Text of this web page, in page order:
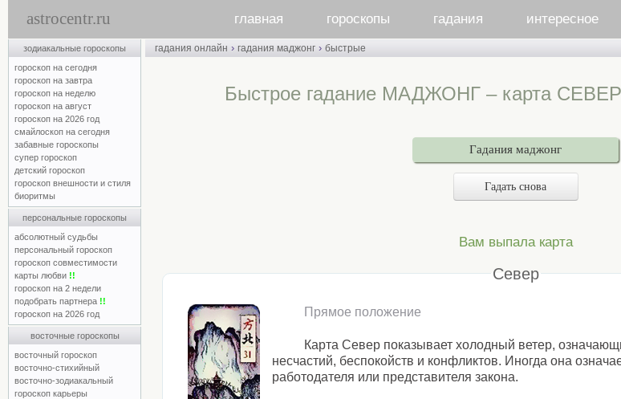
astrocentr.ru главная гороскопы гадания интересное
зодиакальные гороскопы
гороскоп на сегодня
гороскоп на завтра
гороскоп на неделю
гороскоп на август
гороскоп на 2026 год
смайлоскоп на сегодня
забавные гороскопы
супер гороскоп
детский гороскоп
гороскоп внешности и стиля
биоритмы
персональные гороскопы
абсолютный судьбы
персональный гороскоп
гороскоп совместимости
карты любви !!
гороскоп на 2 недели
подобрать партнера !!
гороскоп на 2026 год
восточные гороскопы
восточный гороскоп
восточно-стихийный
восточно-зодиакальный
гороскоп карьеры
гадания онлайн › гадания маджонг › быстрые
Быстрое гадание МАДЖОНГ – карта
Гадания маджонг
Гадать снова
Вам выпала карта
Север
Прямое положение
Карта Север показывает холодный ветер,
несчастий, беспокойств и конфликтов. Иногда она
работодателя или представителя закона.